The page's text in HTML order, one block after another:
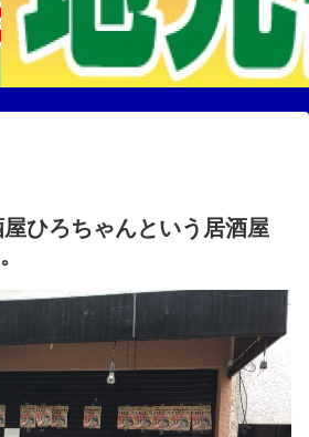
屋ひろちゃんという居酒屋